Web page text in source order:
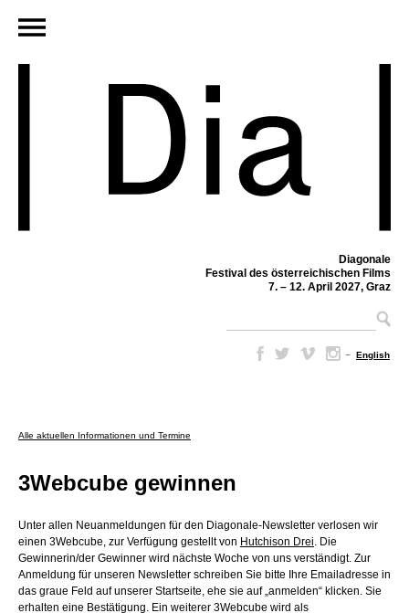
Diagonale
Festival des österreichischen Films
7. – 12. April 2027, Graz
– English
Alle aktuellen Informationen und Termine
3Webcube gewinnen
Unter allen Neuanmeldungen für den Diagonale-Newsletter verlosen wir
einen 3Webcube, zur Verfügung gestellt von Hutchison Drei. Die
Gewinnerin/der Gewinner wird nächste Woche von uns verständigt. Zur
Anmeldung für unseren Newsletter schreiben Sie bitte Ihre Emailadresse in
das graue Feld auf unserer Startseite, ehe sie auf „anmelden“ klicken. Sie
erhalten eine Bestätigung. Ein weiterer 3Webcube wird als